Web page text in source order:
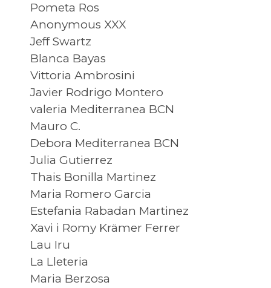
Pometa Ros
Anonymous XXX
Jeff Swartz
Blanca Bayas
Vittoria Ambrosini
Javier Rodrigo Montero
valeria Mediterranea BCN
Mauro C.
Debora Mediterranea BCN
Julia Gutierrez
Thais Bonilla Martinez
Maria Romero Garcia
Estefania Rabadan Martinez
Xavi i Romy Krämer Ferrer
Lau Iru
La Lleteria
Maria Berzosa